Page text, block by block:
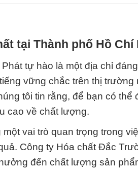
tại Thành phố Hồ Chí
tự hào là một địa chỉ
vững chắc trên thị trường
tôi tin rằng, để bạn có thể
cao về chất lượng.
vai trò quan trọng trong
Công ty Hóa chất Đắc
đến chất lượng sản